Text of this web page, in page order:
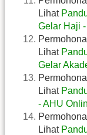
Lihat
Gelar Haji
Lihat
Gelar
Lihat
- AHU
Lihat